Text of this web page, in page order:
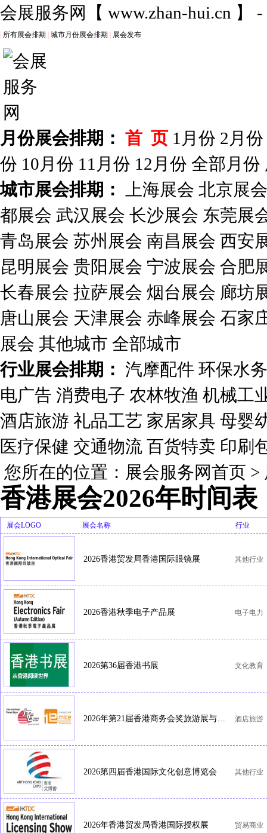
会展服务网 【 www.zhan-hui.cn 】
所有展会排期 城市月份展会排期 展会发布
月份展会排期： 首 页 1月份 2月份
份 10月份 11月份 12月份 全部月份
城市展会排期：
上海展会 北京展会
都展会 武汉展会 长沙展会 东莞展
青岛展会 苏州展会 南昌展会 西安
昆明展会 贵阳展会 宁波展会 合肥
长春展会 拉萨展会 烟台展会 廊坊
唐山展会 天津展会 赤峰展会 石家
展会 其他城市 全部城市
行业展会排期： 汽摩配件 环保水务
电广告 消费电子 农林牧渔 机械工
酒店旅游 礼品工艺 家居家具 母婴
医疗保健 交通物流 百货特卖 印刷
您所在的位置： 展会服务网首页 >
香港展会2026年时间表
展会LOGO 展会名称 行业
2026香港贸发局香港国际眼镜展 其他行业
2026香港秋季电子产品展 电子电力
2026第36届香港书展 文化教育
2026年第21届香港商务会奖旅游展与第40届香港国际旅游展 酒店旅游
2026第四届香港国际文化创意博览会 其他行业
2026年香港贸发局香港国际授权展 贸易商业